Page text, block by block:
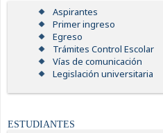
Aspirantes
Primer ingreso
Egreso
Trámites Control Escolar
Vías de comunicación
Legislación universitaria
ESTUDIANTES